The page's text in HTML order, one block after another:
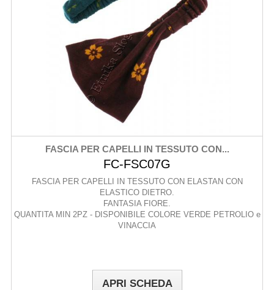
FASCIA PER CAPELLI IN TESSUTO CON...
FC-FSC07G
FASCIA PER CAPELLI IN TESSUTO CON ELASTAN CON
ELASTICO DIETRO.
FANTASIA FIORE.
QUANTITA MIN 2PZ - DISPONIBILE COLORE VERDE PETROLIO e
VINACCIA
APRI SCHEDA